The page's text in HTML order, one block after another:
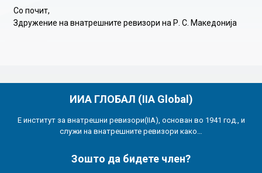
Со почит,
Здружение на внатрешните ревизори на Р. С. Македонија
ИИА ГЛОБАЛ (IIA Global)
Е институт за внатрешни ревизори(IIA), основан во 1941 год., и
служи на внатрешните ревизори како…
Зошто да бидете член?